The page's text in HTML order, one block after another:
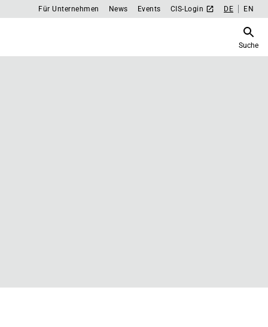
Für Unternehmen News Events CIS-Login DE EN
Suche